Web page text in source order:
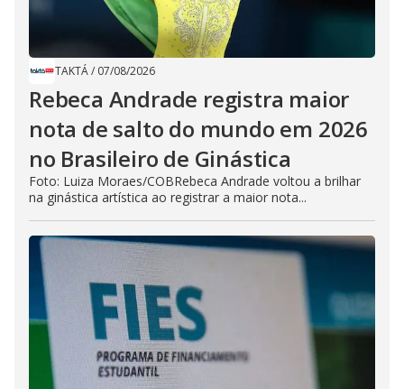
TAKTÁ/ 07/08/2026
Rebeca Andrade registra maior
nota de salto do mundo em 2026
no Brasileiro de Ginástica
Foto: Luiza Moraes/COBRebeca Andrade voltou a brilhar
na ginástica artística ao registrar a maior nota...